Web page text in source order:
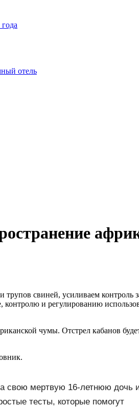
отель
свиней, усиливаем
и регулированию
чумы. Отстрел кабанов
свою мертвую 16-летнюю дочь
тесты, которые помогут